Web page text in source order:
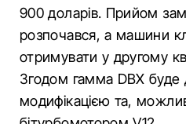
900 доларів. Прийом
розпочався, а машини
отримувати у другому
Згодом гамма DBX буде
модифікацією та,